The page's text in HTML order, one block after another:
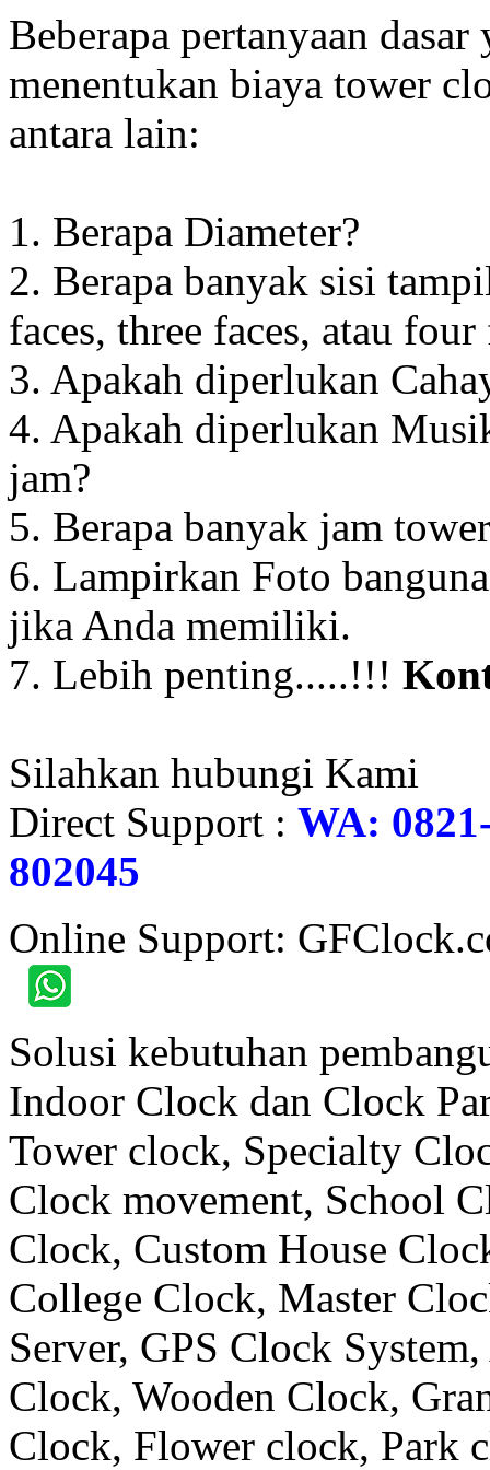
Beberapa pertanyaan
menentukan biaya tower
antara lain:
1. Berapa Diameter?
2. Berapa banyak sisi
faces, three faces, atau four
3. Apakah diperlukan
4. Apakah diperlukan
jam?
5. Berapa banyak jam
6. Lampirkan Foto
jika Anda memiliki.
7. Lebih penting.....!!!
Silahkan hubungi Kami
Direct Support : WA:
802045
Online Support:
Solusi kebutuhan
Indoor Clock dan Clock
Tower clock, Specialty
Clock movement, School
Clock, Custom House
College Clock, Master
Server, GPS Clock
Clock, Wooden Clock,
Clock, Flower clock, Park